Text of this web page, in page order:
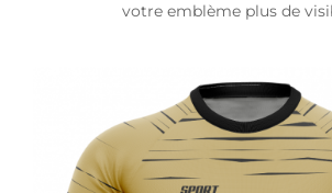
votre emblème plus de